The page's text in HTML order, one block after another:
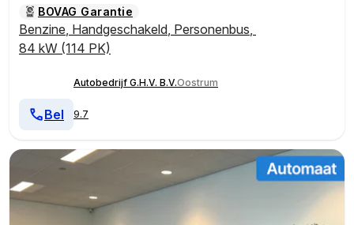
BOVAG Garantie
Benzine, Handgeschakeld, Personenbus,
84 kW (114 PK)
Autobedrijf G.H.V. B.V.Oostrum
9.7
Bel